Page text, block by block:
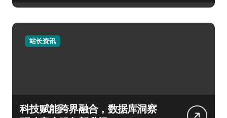
站长资讯
科技赋能跨界融合，数据库洞察